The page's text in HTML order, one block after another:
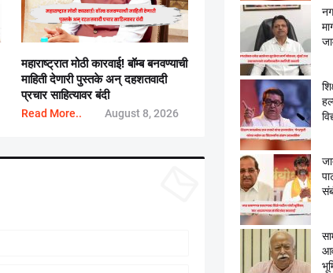
महाराष्ट्रात मोठी कारवाई! बॉम्ब बनवण्याची
माहिती देणारी पुस्तके अन् दहशतवादी
प्रचार साहित्यावर बंदी
Read More.. August 8, 2026